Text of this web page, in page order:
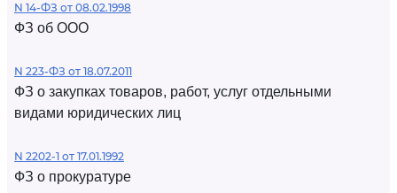
N 14-ФЗ от 08.02.1998
ФЗ об ООО
N 223-ФЗ от 18.07.2011
ФЗ о закупках товаров, работ, услуг отдельными
видами юридических лиц
N 2202-1 от 17.01.1992
ФЗ о прокуратуре